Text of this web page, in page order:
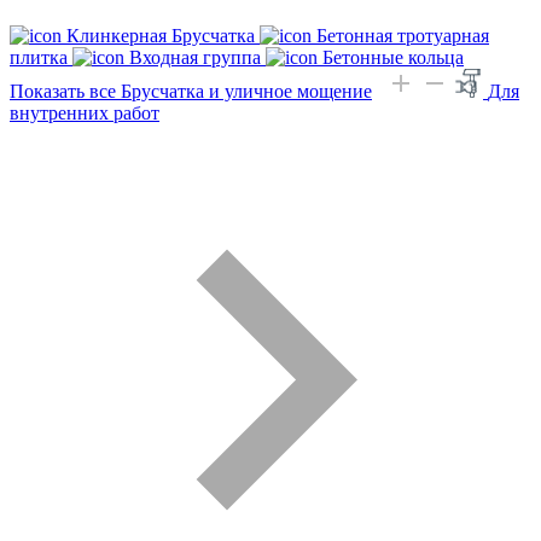
Клинкерная Брусчатка
Бетонная тротуарная
плитка
Входная группа
Бетонные кольца
Показать все Брусчатка и уличное мощение
Для
внутренних работ